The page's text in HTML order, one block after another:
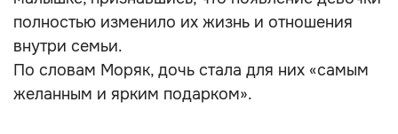
полностью изменило их жизнь и отношения
внутри семьи.
По словам Моряк, дочь стала для них «самым
желанным и ярким подарком».